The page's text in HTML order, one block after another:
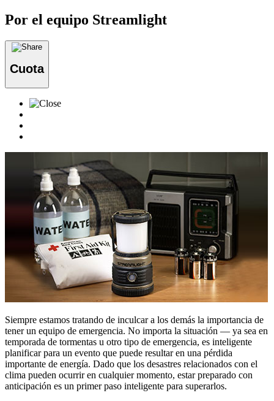
Por el equipo Streamlight
Cuota
Siempre estamos tratando de inculcar a los demás la importancia de
tener un equipo de emergencia. No importa la situación — ya sea en
temporada de tormentas u otro tipo de emergencia, es inteligente
planificar para un evento que puede resultar en una pérdida
importante de energía. Dado que los desastres relacionados con el
clima pueden ocurrir en cualquier momento, estar preparado con
anticipación es un primer paso inteligente para superarlos.